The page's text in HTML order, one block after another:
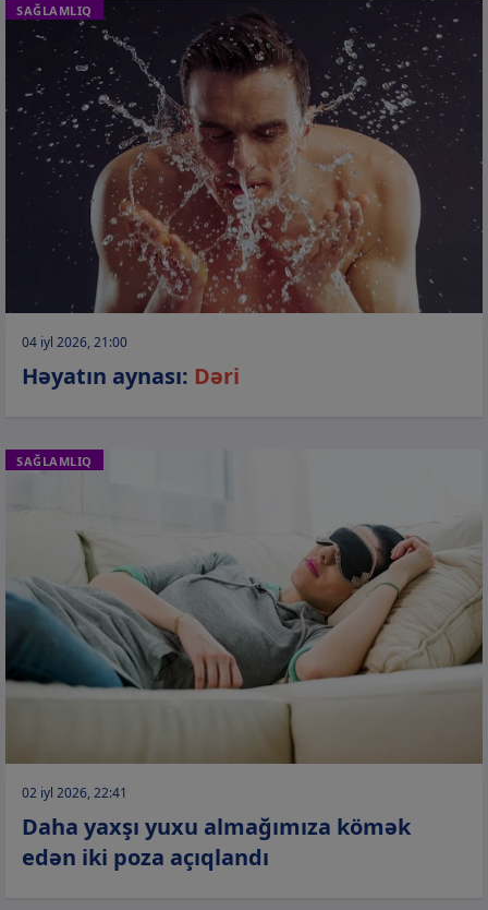
SAĞLAMLIQ
04 iyl 2026, 21:00
Həyatın aynası: Dəri
SAĞLAMLIQ
02 iyl 2026, 22:41
Daha yaxşı yuxu almağımıza kömək
edən iki poza açıqlandı